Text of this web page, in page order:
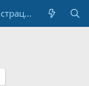
Регистрация